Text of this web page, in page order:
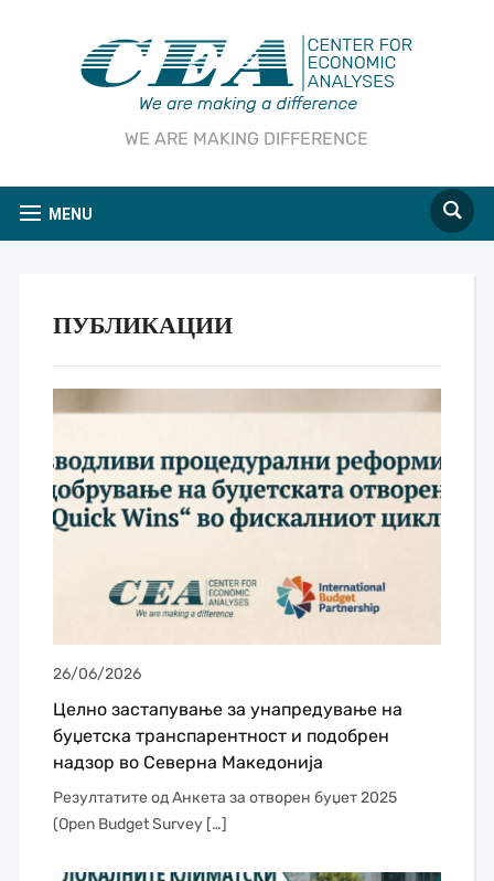
WE ARE MAKING DIFFERENCE
MENU
ПУБЛИКАЦИИ
26/06/2026
Целно застапување за унапредување на
буџетска транспарентност и подобрен
надзор во Северна Македонија
Резултатите од Анкета за отворен буџет 2025
(Open Budget Survey […]